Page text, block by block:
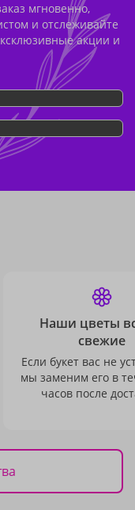
мгновенно,
и отслеживайте
акции и
Наши цветы
свежие
Если букет вас не
мы заменим его в
часов после